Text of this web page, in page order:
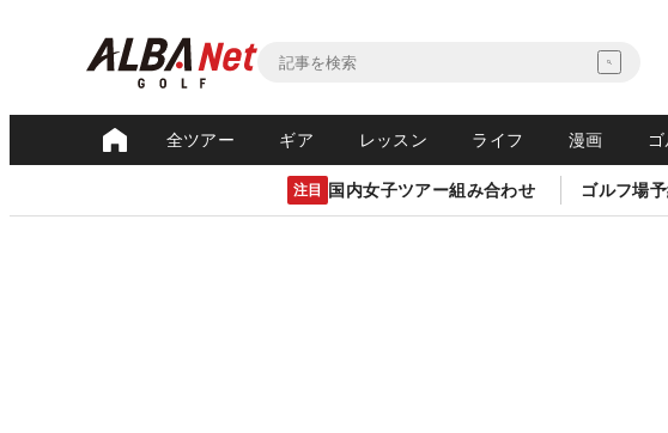
全ツアー ギア レッスン ライフ 漫画
注目 国内女子ツアー組み合わせ ゴルフ場